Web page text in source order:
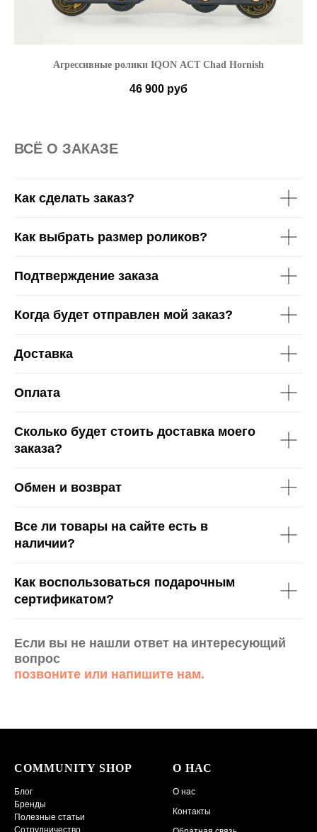
Агрессивные ролики IQON ACT Chad Hornish
46 900 руб
ВСË О ЗАКАЗЕ
Как сделать заказ?
Как выбрать размер роликов?
Подтверждение заказа
Когда будет отправлен мой заказ?
Доставка
Оплата
Сколько будет стоить доставка моего
заказа?
Обмен и возврат
Все ли товары на сайте есть в
наличии?
Как воспользоваться подарочным
сертификатом?
Если вы не нашли ответ на интересующий
вопрос
позвоните или напишите нам.
COMMUNITY SHOP
Блог
Бренды
Полезные статьи
Сотрудничество
О НАС
О нас
Контакты